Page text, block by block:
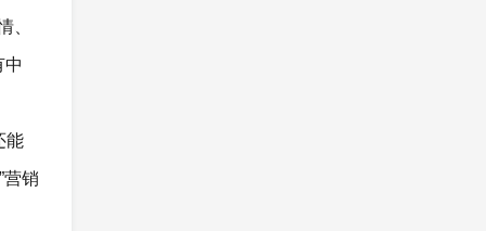
、
中
能
营销